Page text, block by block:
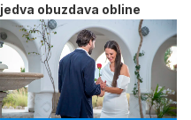
jedva obuzdava obline